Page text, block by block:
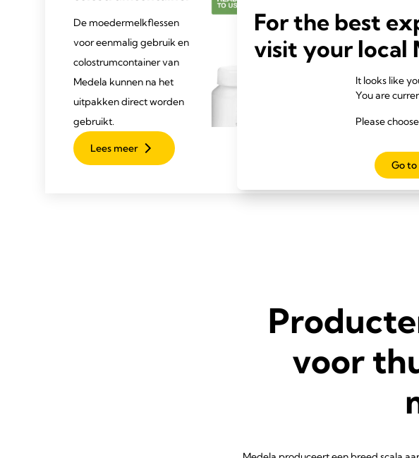
De moedermelkflessen
voor eenmalig gebruik en
colostrumcontainer van
Medela kunnen na het
uitpakken direct worden
gebruikt.
Lees meer
voor
For the best
visit your local
It looks like
You are
Please
Go to